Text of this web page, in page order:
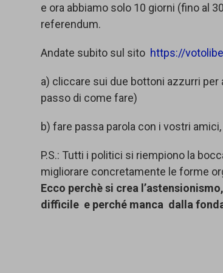
e ora abbiamo solo 10 giorni (fino al
referendum.
Andate subito sul sito https://
a) cliccare sui due bottoni azzurri per
passo di come fare)
b) fare passa parola con i vostri
P.S.: Tutti i politici si riempiono la
migliorare concretamente le forme
Ecco perchè si crea
difficile e perché manca dalla